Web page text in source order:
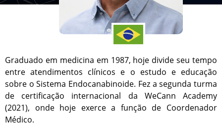
Graduado em medicina em 1987, hoje divide seu tempo
entre atendimentos clínicos e o estudo e educação
sobre o Sistema Endocanabinoide. Fez a segunda turma
de certificação internacional da WeCann Academy
(2021), onde hoje exerce a função de Coordenador
Médico.